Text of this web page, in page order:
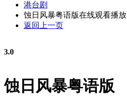
港台剧
蚀日风暴粤语版在线观看播放
返回上一页
3.0
蚀日风暴粤语版